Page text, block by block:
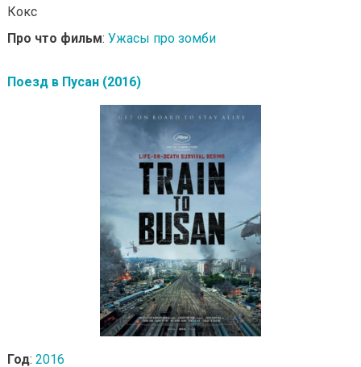
Кокс
Про что фильм: Ужасы про зомби
Поезд в Пусан (2016)
Год: 2016